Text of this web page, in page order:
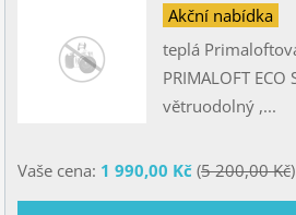
Akční nabídka
teplá
PRIMALOFT ECO
větruodolný ,...
Vaše cena: 1 990,00 Kč(5 200,00 Kč)